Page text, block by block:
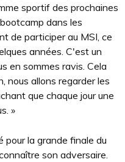
sportif des prochaines
dans les
de participer au MSI, ce
années. C'est un
en sommes ravis. Cela
nous allons regarder les
que chaque jour une
»
pour la grande finale du
son adversaire.